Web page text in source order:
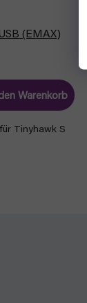
(EMAX)
Warenkorb
Tinyhawk S